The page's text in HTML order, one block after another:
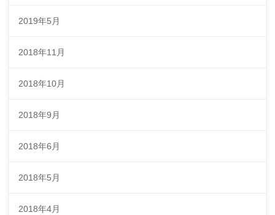
2019年5月
2018年11月
2018年10月
2018年9月
2018年6月
2018年5月
2018年4月